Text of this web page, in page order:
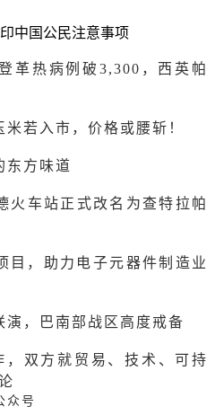
中国公民注意事项
革热病例破3,300，西英帕
若入市，价格或腰斩！
东方味道
火车站正式改名为查特拉帕
目，助力电子元器件制造业
，巴南部战区高度戒备
双方就贸易、技术、可持
众号